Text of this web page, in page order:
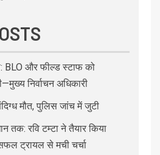
BLO और फील्ड स्टाफ को
निर्वाचन अधिकारी
मौत, पुलिस जांच में जुटी
तक: रवि टम्टा ने तैयार किया
ट्रायल से मची चर्चा